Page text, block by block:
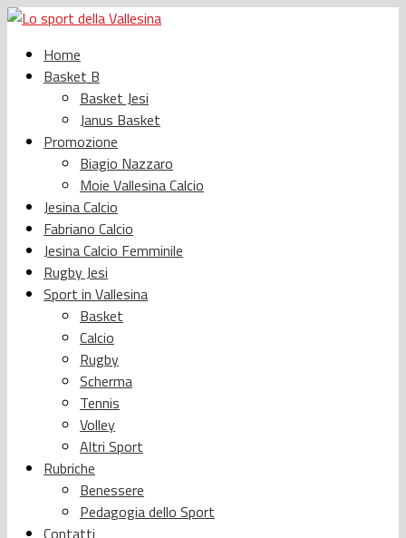
Home
Basket B
Basket Jesi
Janus Basket
Promozione
Biagio Nazzaro
Moie Vallesina Calcio
Jesina Calcio
Fabriano Calcio
Jesina Calcio Femminile
Rugby Jesi
Sport in Vallesina
Basket
Calcio
Rugby
Scherma
Tennis
Volley
Altri Sport
Rubriche
Benessere
Pedagogia dello Sport
Contatti